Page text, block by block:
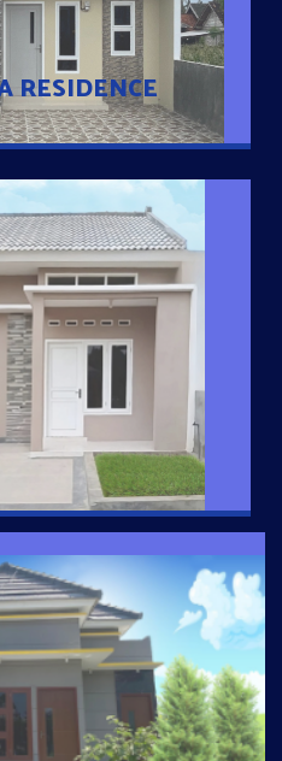
RESIDENCE
pedesaan. 10 menit dari pusat
fasilitas Free Desain, Dapur,
dan 2 Kamar Mandi.